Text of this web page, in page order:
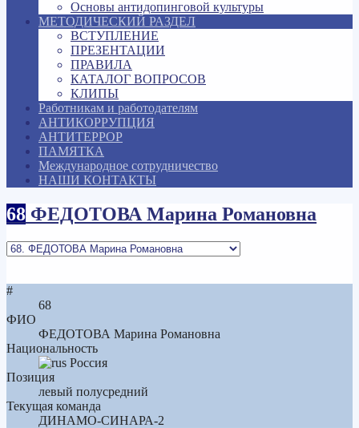
Основы антидопинговой культуры
МЕТОДИЧЕСКИЙ РАЗДЕЛ
ВСТУПЛЕНИЕ
ПРЕЗЕНТАЦИИ
ПРАВИЛА
КАТАЛОГ ВОПРОСОВ
КЛИПЫ
Работникам и работодателям
АНТИКОРРУПЦИЯ
АНТИТЕРРОР
ПАМЯТКА
Международное сотрудничество
НАШИ КОНТАКТЫ
68 ФЕДОТОВА Марина Романовна
#
68
ФИО
ФЕДОТОВА Марина Романовна
Национальность
Россия
Позиция
левый полусредний
Текущая команда
ДИНАМО-СИНАРА-2